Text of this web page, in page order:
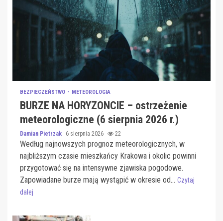
BEZPIECZEŃSTWO METEOROLOGIA
BURZE NA HORYZONCIE – ostrzeżenie
meteorologiczne (6 sierpnia 2026 r.)
Damian Pietrzak 6 sierpnia 2026 22
Według najnowszych prognoz meteorologicznych, w
najbliższym czasie mieszkańcy Krakowa i okolic powinni
przygotować się na intensywne zjawiska pogodowe.
Zapowiadane burze mają wystąpić w okresie od... Czytaj
dalej